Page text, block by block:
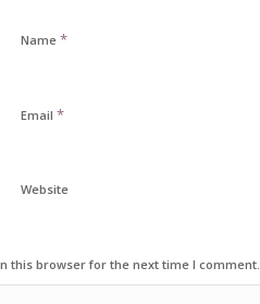
Name *
Email *
Website
this browser for the next time I comment.